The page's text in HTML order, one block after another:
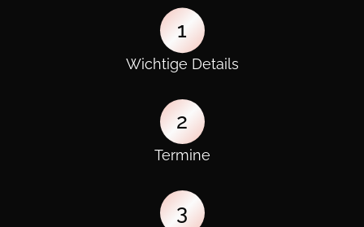
1
Wichtige Details
2
Termine
3